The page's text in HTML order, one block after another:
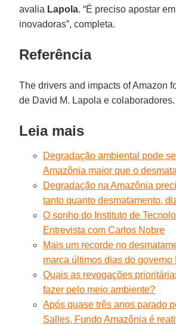
avalia Lapola. “É preciso apostar
inovadoras”, completa.
Referência
The drivers and impacts of Amazon
de David M. Lapola e
Leia mais
Degradação ambiental pode
Amazônia maior que o
Degradação na Amazônia
tanto quanto desmatamento,
O sonho do Instituto de
Entrevista com Carlos Nobre
Mais um recorde no
marca últimos dias do governo
Quais as revogações
fazer pelo meio ambiente?
Após quase três anos parado
Salles, Fundo Amazônia é